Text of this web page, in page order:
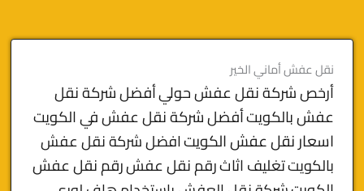
نقل عفش أماني الخير
أرخص شركة نقل عفش حوليأفضل شركة نقل
عفش بالكويتأفضل شركة نقل عفش في الكويت
اسعار نقل عفش الكويتافضل شركة نقل عفش
بالكويتتغليف اثاثرقم نقل عفشرقم نقل عفش